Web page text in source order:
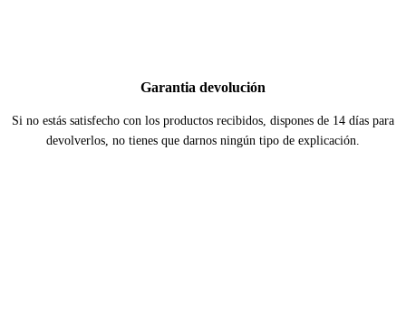
Garantia devolución
Si no estás satisfecho con los productos recibidos, dispones de 14 días para
devolverlos, no tienes que darnos ningún tipo de explicación.